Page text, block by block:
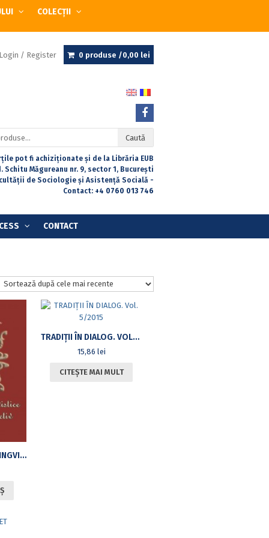
COLECȚII
Login / Register 0 produse /0,00 lei
Caută
pot fi achiziționate și de la Librăria EUB
Schitu Măgureanu nr. 9, sector 1, București
de Sociologie și Asistență Socială -
Contact: +4 0760 013 746
CONTACT
STEREOTIPURILE LINGVISTICE ÎN DEMERSUL TRADUCTIV: JORGE AMADO ÎN FRANCEZĂ ŞI ROMÂNĂ
TRADIŢII ÎN DIALOG. VOL. 5/2015
15,86 lei
CITEȘTE MAI MULT